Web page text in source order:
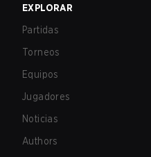
EXPLORAR
Partidas
Torneos
Equipos
Jugadores
Noticias
Authors